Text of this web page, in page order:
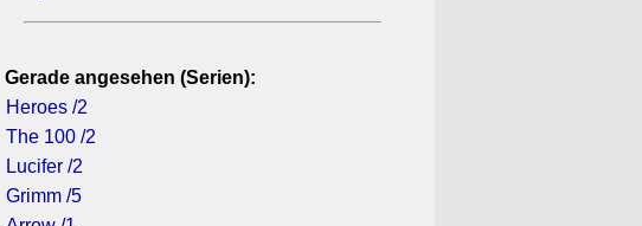
Gerade angesehen (Serien):
Heroes /2
The 100 /2
Lucifer /2
Grimm /5